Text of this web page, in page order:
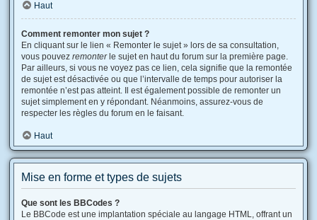
Haut
Comment remonter mon sujet ?
En cliquant sur le lien « Remonter le sujet » lors de sa consultation,
vous pouvez remonterle sujet en haut du forum sur la première page.
Par ailleurs, si vous ne voyez pas ce lien, cela signifie que la remontée
de sujet est désactivée ou que l’intervalle de temps pour autoriser la
remontée n’est pas atteint. Il est également possible de remonter un
sujet simplement en y répondant. Néanmoins, assurez-vous de
respecter les règles du forum en le faisant.
Haut
Mise en forme et types de sujets
Que sont les BBCodes ?
Le BBCode est une implantation spéciale au langage HTML, offrant un